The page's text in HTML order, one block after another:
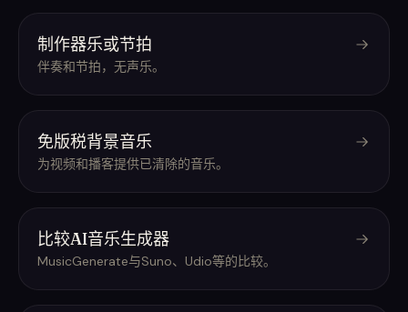
制作器乐或节拍
伴奏和节拍，无声乐。
免版税背景音乐
为视频和播客提供已清除的音乐。
比较AI音乐生成器
MusicGenerate与Suno、Udio等的比较。